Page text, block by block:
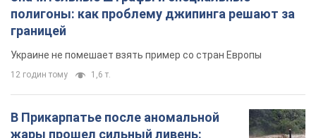
неисправного счетчика: судья
вынес неожиданное решение
Нужно ли платить долг из-за доначисления
2 години тому 30,0 т.